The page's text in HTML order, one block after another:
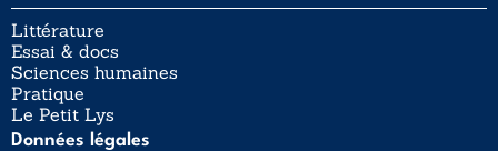
Littérature
Essai & docs
Sciences humaines
Pratique
Le Petit Lys
Données légales